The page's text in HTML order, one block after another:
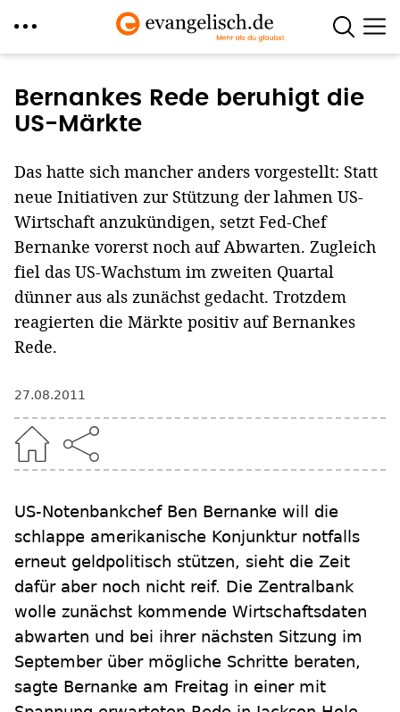
zum
Inhalt
Bernankes Rede beruhigt die
US-Märkte
Das hatte sich mancher anders vorgestellt: Statt
neue Initiativen zur Stützung der lahmen US-
Wirtschaft anzukündigen, setzt Fed-Chef
Bernanke vorerst noch auf Abwarten. Zugleich
fiel das US-Wachstum im zweiten Quartal
dünner aus als zunächst gedacht. Trotzdem
reagierten die Märkte positiv auf Bernankes
Rede.
27.08.2011
US-Notenbankchef Ben Bernanke will die
schlappe amerikanische Konjunktur notfalls
erneut geldpolitisch stützen, sieht die Zeit
dafür aber noch nicht reif. Die Zentralbank
wolle zunächst kommende Wirtschaftsdaten
abwarten und bei ihrer nächsten Sitzung im
September über mögliche Schritte beraten,
sagte Bernanke am Freitag in einer mit